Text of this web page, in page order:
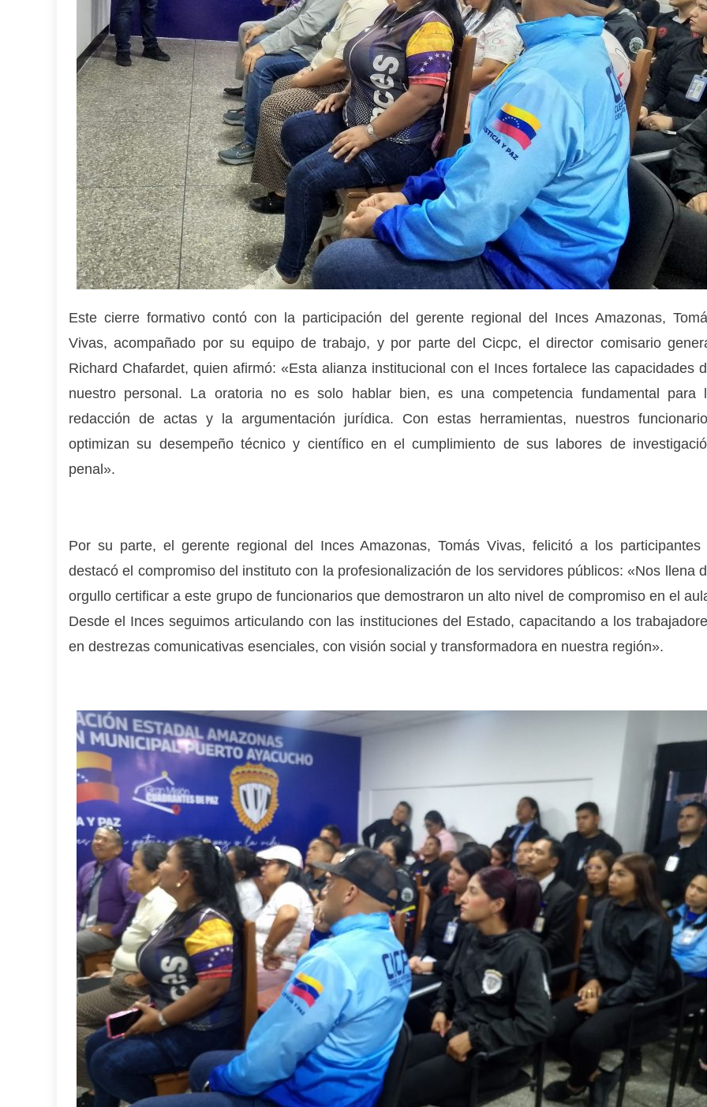
Este cierre formativo contó con la participación del gerente regional del Inces Amazonas,
Vivas, acompañado por su equipo de trabajo, y por parte del Cicpc, el director comisario
Richard Chafardet, quien afirmó: «Esta alianza institucional con el Inces fortalece las capacidades
nuestro personal. La oratoria no es solo hablar bien, es una competencia fundamental para
redacción de actas y la argumentación jurídica. Con estas herramientas, nuestros
optimizan su desempeño técnico y científico en el cumplimiento de sus labores de
penal».
Por su parte, el gerente regional del Inces Amazonas, Tomás Vivas, felicitó a los participantes
destacó el compromiso del instituto con la profesionalización de los servidores públicos: «Nos llena
orgullo certificar a este grupo de funcionarios que demostraron un alto nivel de compromiso en el
Desde el Inces seguimos articulando con las instituciones del Estado, capacitando a los
en destrezas comunicativas esenciales, con visión social y transformadora en nuestra región».